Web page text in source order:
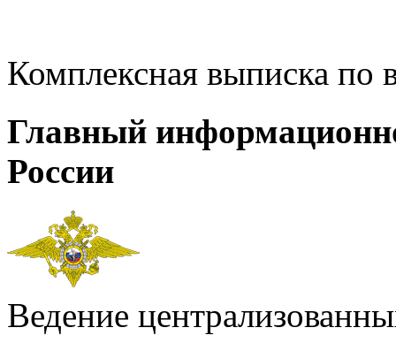
Комплексная выписка
Главный
России
Ведение